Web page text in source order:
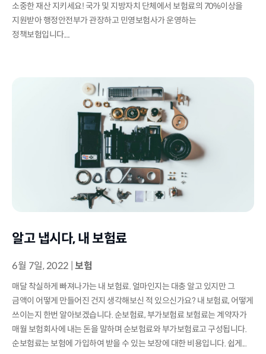
소중한 재산 지키세요! 국가 및 지방자치 단체에서 보험료의 70%이상을
지원받아 행정안전부가 관장하고 민영보험사가 운영하는
정책보험입니다....
알고 냅시다, 내 보험료
6월 7일, 2022 보험
매달 착실하게 빠져나가는 내 보험료. 얼마인지는 대충 알고 있지만 그
금액이 어떻게 만들어진 건지 생각해보신 적 있으신가요? 내 보험료, 어떻게
쓰이는지 한번 알아보겠습니다. 순보험료, 부가보험료 보험료는 계약자가
매월 보험회사에 내는 돈을 말하며 순보험료와 부가보험료고 구성됩니다.
순보험료는 보험에 가입하여 받을 수 있는 보장에 대한 비용입니다. 쉽게...